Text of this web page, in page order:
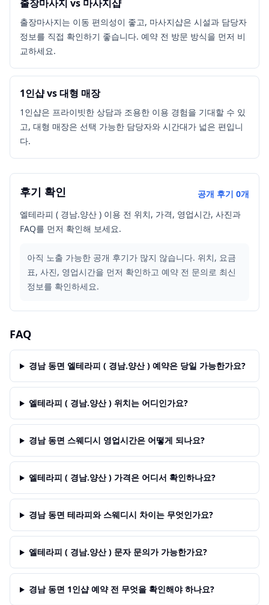
출장마사지 vs 마사지샵
출장마사지는 이동 편의성이 좋고, 마사지샵은 시설과 담당자
정보를 직접 확인하기 좋습니다. 예약 전 방문 방식을 먼저 비
교하세요.
1인샵 vs 대형 매장
1인샵은 프라이빗한 상담과 조용한 이용 경험을 기대할 수 있
고, 대형 매장은 선택 가능한 담당자와 시간대가 넓은 편입니
다.
후기 확인 공개 후기 0개
엘테라피 ( 경남.양산 ) 이용 전 위치, 가격, 영업시간, 사진과
FAQ를 먼저 확인해 보세요.
아직 노출 가능한 공개 후기가 많지 않습니다. 위치, 요금
표, 사진, 영업시간을 먼저 확인하고 예약 전 문의로 최신
정보를 확인하세요.
FAQ
경남 동면 엘테라피 ( 경남.양산 ) 예약은 당일 가능한가요?
엘테라피 ( 경남.양산 ) 위치는 어디인가요?
경남 동면 스웨디시 영업시간은 어떻게 되나요?
엘테라피 ( 경남.양산 ) 가격은 어디서 확인하나요?
경남 동면 테라피와 스웨디시 차이는 무엇인가요?
엘테라피 ( 경남.양산 ) 문자 문의가 가능한가요?
경남 동면 1인샵 예약 전 무엇을 확인해야 하나요?